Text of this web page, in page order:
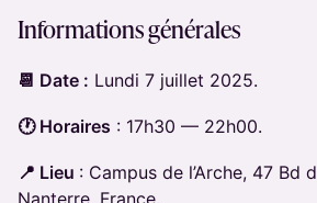
Informations générales
📆 Date : Lundi 7 juillet 2025.
🕐 Horaires : 17h30 — 22h00.
📍 Lieu : Campus de l’Arche, 47 Bd
Nanterre, France.